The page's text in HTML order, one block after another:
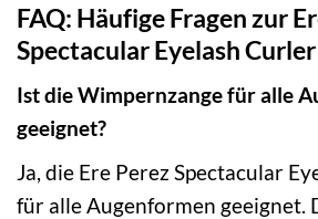
FAQ: Häufige Fragen zur
Spectacular Eyelash Curler
Ist die Wimpernzange für alle
geeignet?
Ja, die Ere Perez Spectacular
für alle Augenformen geeignet.